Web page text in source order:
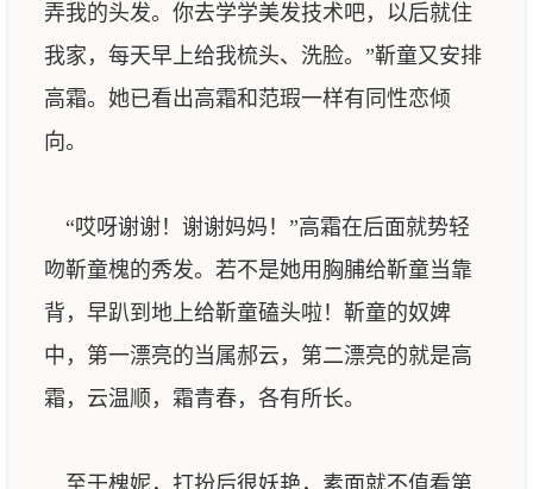
弄我的头发。你去学学美发技术吧，以后就住
我家，每天早上给我梳头、洗脸。”靳童又安排
高霜。她已看出高霜和范瑕一样有同性恋倾
向。
“哎呀谢谢！谢谢妈妈！”高霜在后面就势轻
吻靳童槐的秀发。若不是她用胸脯给靳童当靠
背，早趴到地上给靳童磕头啦！靳童的奴婢
中，第一漂亮的当属郝云，第二漂亮的就是高
霜，云温顺，霜青春，各有所长。
至于槐妮，打扮后很妖艳，素面就不值看第